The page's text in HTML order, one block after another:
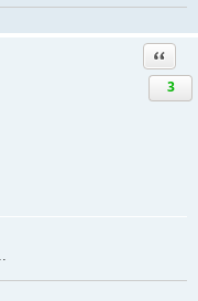
3